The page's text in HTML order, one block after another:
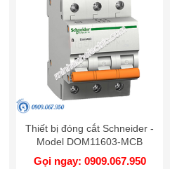
Thiết bị đóng cắt Schneider -
Model DOM11603-MCB
Gọi ngay: 0909.067.950